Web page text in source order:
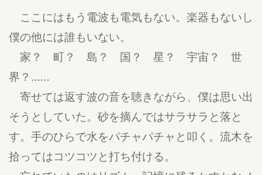
ここにはもう電波も電気もない。楽器もないし
僕の他には誰もいない。
家？ 町？ 島？ 国？ 星？ 宇宙？ 世
界？……
寄せては返す波の音を聴きながら、僕は思い出
そうとしていた。砂を摘んではサラサラと落と
す。手のひらで水をパチャパチャと叩く。流木を
拾ってはコツコツと打ち付ける。